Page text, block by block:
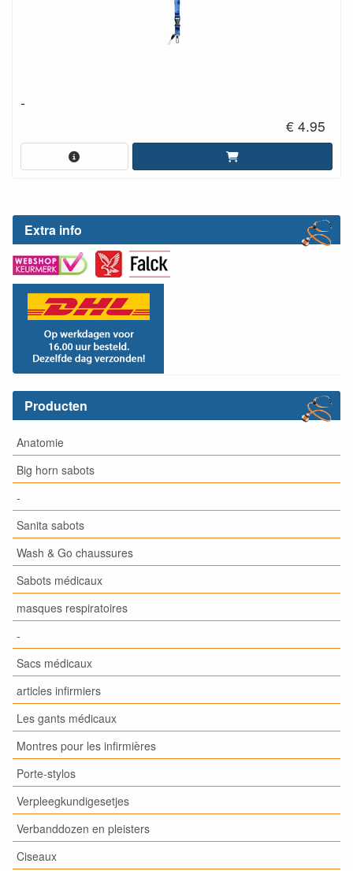
Extra info
Producten
Anatomie
Big horn sabots
-
Sanita sabots
Wash & Go chaussures
Sabots médicaux
masques respiratoires
-
Sacs médicaux
articles infirmiers
Les gants médicaux
Montres pour les infirmières
Porte-stylos
Verpleegkundigesetjes
Verbanddozen en pleisters
Ciseaux
-
€ 4.95